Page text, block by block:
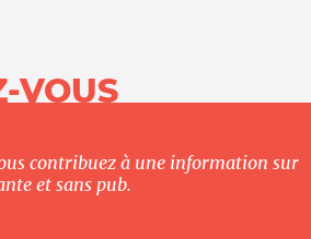
VOUS
contribuez à une information sur
et sans pub.